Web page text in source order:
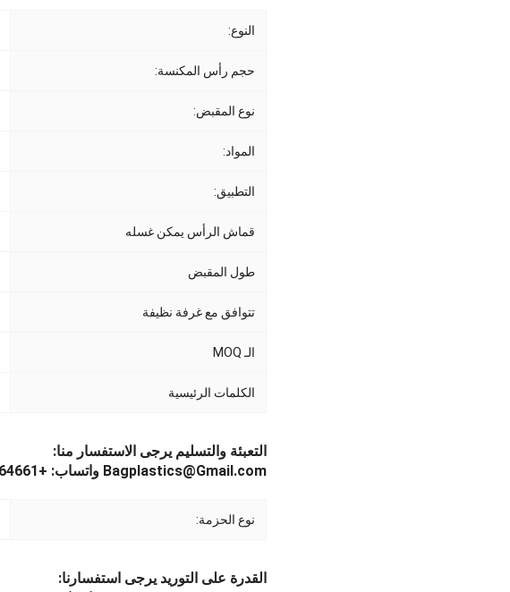
النوع:
حجم رأس المكنسة:
نوع المقبض:
المواد:
التطبيق:
قماش الرأس يمكن غسله
طول المقبض
تتوافق مع غرفة نظيفة
الـ MOQ
الكلمات الرئيسية
التعبئة والتسليم يرجى الاستفسار منا:
Bagplastics@Gmail.com واتساب: +8613780964661
نوع الحزمة:
القدرة على التوريد يرجى استفسارنا: